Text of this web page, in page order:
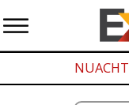
NUACHT